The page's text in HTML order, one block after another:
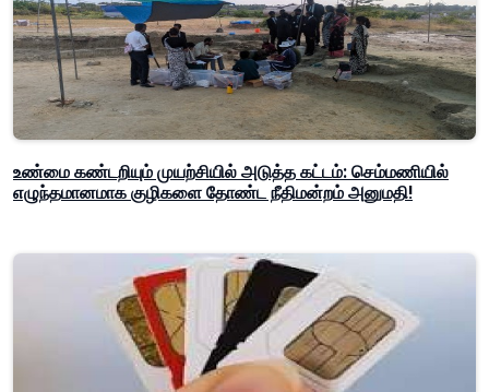
உண்மை கண்டறியும் முயற்சியில் அடுத்த கட்டம்: செம்மணியில்
எழுந்தமானமாக குழிகளை தோண்ட நீதிமன்றம் அனுமதி!